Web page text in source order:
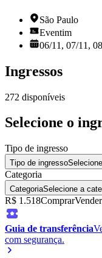
São Paulo
Eventim
06/11, 07/11,
Ingressos
272 disponíveis
Selecione o
Tipo de ingresso
Tipo de ingresso
Categoria
CategoriaSelecione a
R$ 1.518ComprarVender
Guia de transferência
com segurança.